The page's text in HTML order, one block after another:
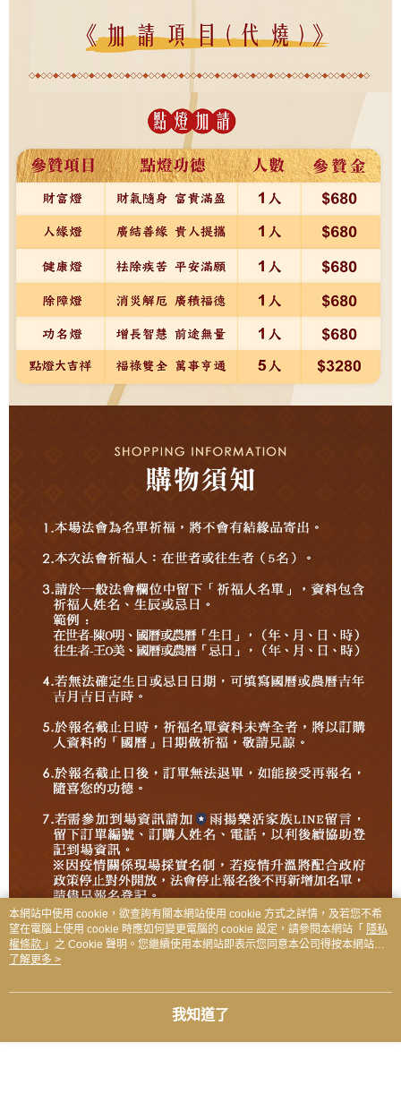
本網站中使用 cookie，欲查詢有關本網站使用 cookie 方式之詳情，及若您不希
望在電腦上使用 cookie 時應如何變更電腦的 cookie 設定，請參閱本網站「 隱私
權條款 」之 Cookie 聲明。您繼續使用本網站即表示您同意本公司得按本網站使
用條款之 Cookie 聲明使用 cookie。
了解更多 >
我知道了